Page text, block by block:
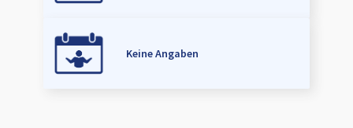
Keine Angaben